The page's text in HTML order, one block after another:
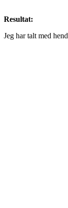
Resultat:
Jeg har talt med